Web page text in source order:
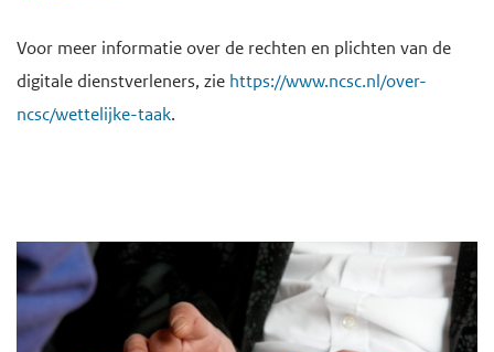
Voor meer informatie over de rechten en plichten van de
digitale dienstverleners, zie https://www.ncsc.nl/over-
ncsc/wettelijke-taak.